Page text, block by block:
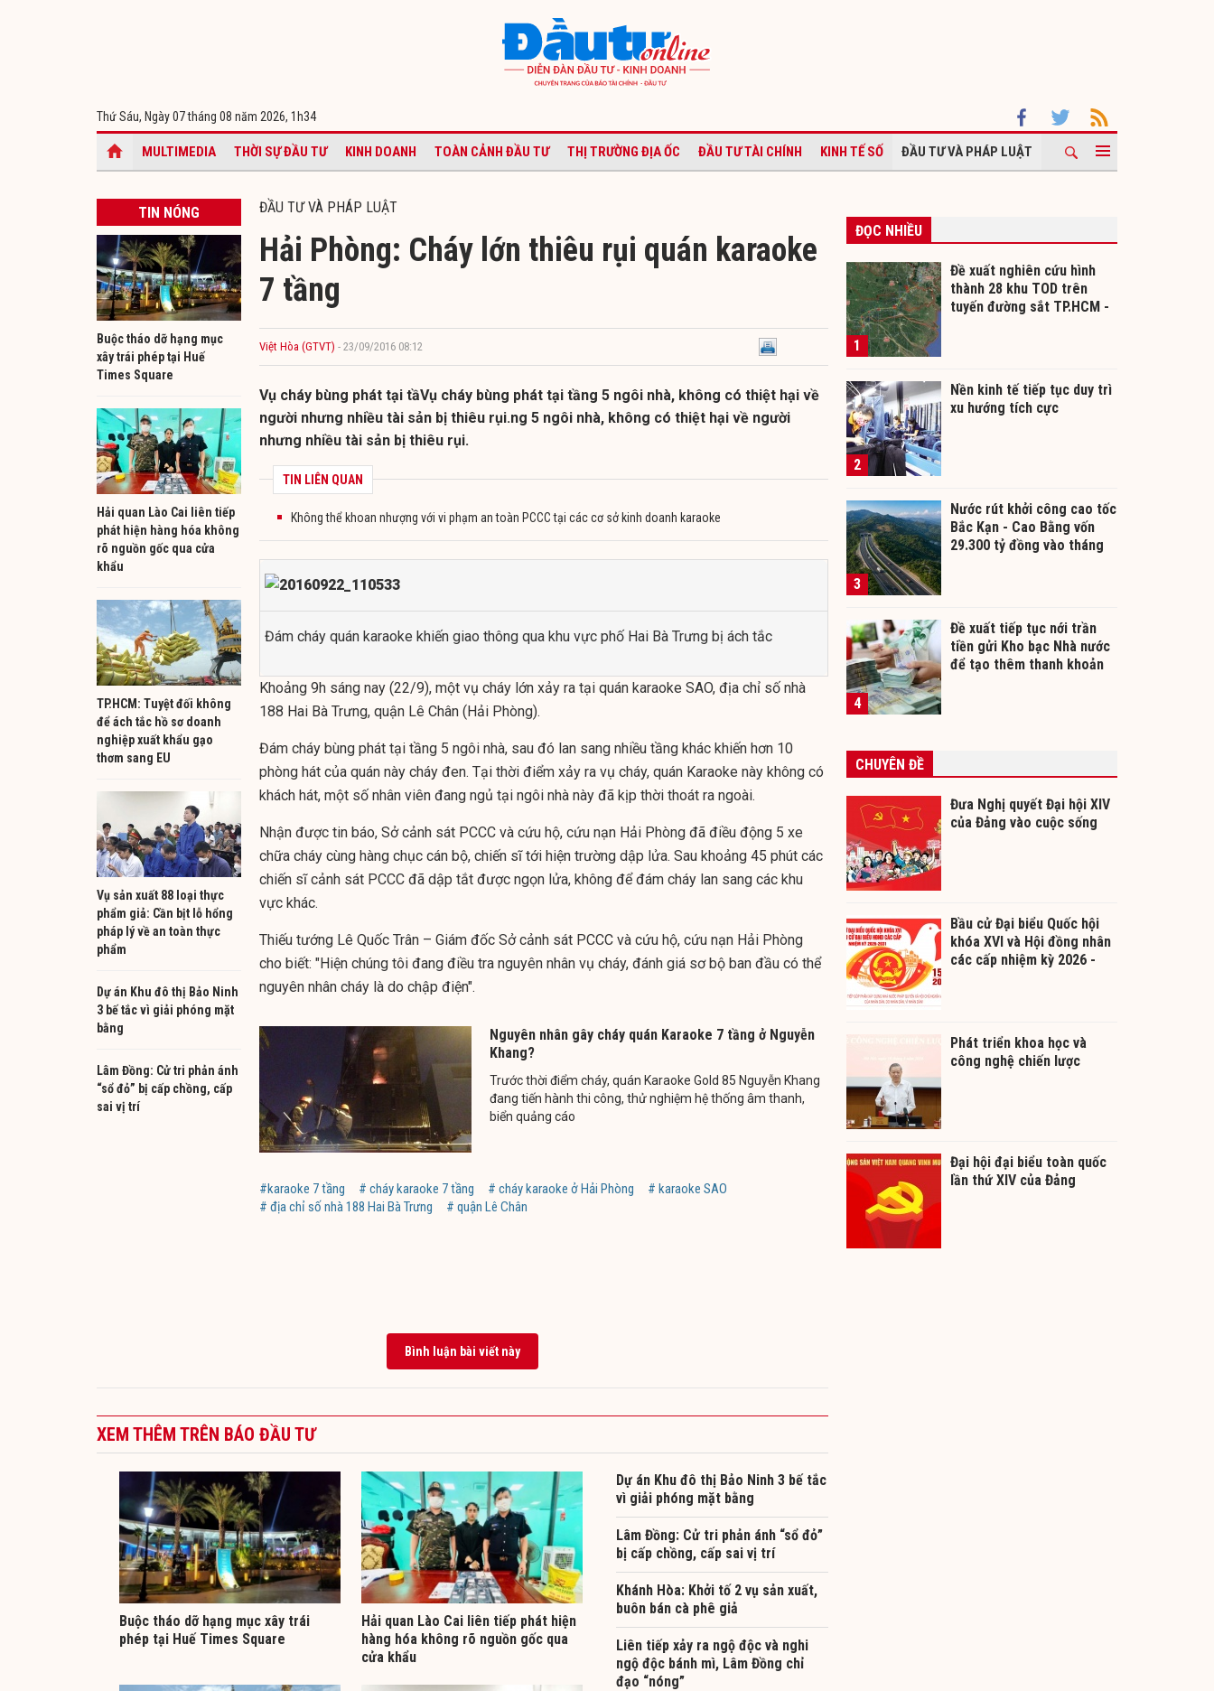
Thứ Sáu, Ngày 07 tháng 08 năm 2026, 1h34
MULTIMEDIA THỜI SỰ ĐẦU TƯ KINH DOANH TOÀN CẢNH ĐẦU TƯ THỊ TRƯỜNG ĐỊA ỐC ĐẦU TƯ TÀI CHÍNH KINH TẾ SỐ ĐẦU TƯ VÀ PHÁP LUẬT
TIN NÓNG
Buộc tháo dỡ hạng mục
xây trái phép tại Huế
Times Square
Hải quan Lào Cai liên tiếp
phát hiện hàng hóa không
rõ nguồn gốc qua cửa
khẩu
TP.HCM: Tuyệt đối không
để ách tắc hồ sơ doanh
nghiệp xuất khẩu gạo
thơm sang EU
Vụ sản xuất 88 loại thực
phẩm giả: Cần bịt lỗ hổng
pháp lý về an toàn thực
phẩm
Dự án Khu đô thị Bảo Ninh
3 bế tắc vì giải phóng mặt
bằng
Lâm Đồng: Cử tri phản ánh
“sổ đỏ” bị cấp chồng, cấp
sai vị trí
ĐẦU TƯ VÀ PHÁP LUẬT
Hải Phòng: Cháy lớn thiêu rụi quán karaoke
7 tầng
Việt Hòa (GTVT) - 23/09/2016 08:12
Vụ cháy bùng phát tại tầVụ cháy bùng phát tại tầng 5 ngôi nhà, không có thiệt hại về
người nhưng nhiều tài sản bị thiêu rụi.ng 5 ngôi nhà, không có thiệt hại về người
nhưng nhiều tài sản bị thiêu rụi.
TIN LIÊN QUAN
Không thể khoan nhượng với vi phạm an toàn PCCC tại các cơ sở kinh doanh karaoke
Đám cháy quán karaoke khiến giao thông qua khu vực phố Hai Bà Trưng bị ách tắc
Khoảng 9h sáng nay (22/9), một vụ cháy lớn xảy ra tại quán karaoke SAO, địa chỉ số nhà
188 Hai Bà Trưng, quận Lê Chân (Hải Phòng).
Đám cháy bùng phát tại tầng 5 ngôi nhà, sau đó lan sang nhiều tầng khác khiến hơn 10
phòng hát của quán này cháy đen. Tại thời điểm xảy ra vụ cháy, quán Karaoke này không có
khách hát, một số nhân viên đang ngủ tại ngôi nhà này đã kịp thời thoát ra ngoài.
Nhận được tin báo, Sở cảnh sát PCCC và cứu hộ, cứu nạn Hải Phòng đã điều động 5 xe
chữa cháy cùng hàng chục cán bộ, chiến sĩ tới hiện trường dập lửa. Sau khoảng 45 phút các
chiến sĩ cảnh sát PCCC đã dập tắt được ngọn lửa, không để đám cháy lan sang các khu
vực khác.
Thiếu tướng Lê Quốc Trân – Giám đốc Sở cảnh sát PCCC và cứu hộ, cứu nạn Hải Phòng
cho biết: "Hiện chúng tôi đang điều tra nguyên nhân vụ cháy, đánh giá sơ bộ ban đầu có thể
nguyên nhân cháy là do chập điện".
Nguyên nhân gây cháy quán Karaoke 7 tầng ở Nguyễn
Khang?
Trước thời điểm cháy, quán Karaoke Gold 85 Nguyễn Khang
đang tiến hành thi công, thử nghiệm hệ thống âm thanh,
biển quảng cáo
#karaoke 7 tầng # cháy karaoke 7 tầng # cháy karaoke ở Hải Phòng
# karaoke SAO
# địa chỉ số nhà 188 Hai Bà Trưng
# quận Lê Chân
Bình luận bài viết này
XEM THÊM TRÊN BÁO ĐẦU TƯ
Buộc tháo dỡ hạng mục xây trái
phép tại Huế Times Square
Hải quan Lào Cai liên tiếp phát hiện
hàng hóa không rõ nguồn gốc qua
cửa khẩu
Dự án Khu đô thị Bảo Ninh 3 bế tắc
vì giải phóng mặt bằng
Lâm Đồng: Cử tri phản ánh “sổ đỏ”
bị cấp chồng, cấp sai vị trí
Khánh Hòa: Khởi tố 2 vụ sản xuất,
buôn bán cà phê giả
Liên tiếp xảy ra ngộ độc và nghi
ngộ độc bánh mì, Lâm Đồng chỉ
đạo “nóng”
ĐỌC NHIỀU
1
Đề xuất nghiên cứu hình
thành 28 khu TOD trên
tuyến đường sắt TP.HCM -
2
Nền kinh tế tiếp tục duy trì
xu hướng tích cực
3
Nước rút khởi công cao tốc
Bắc Kạn - Cao Bằng vốn
29.300 tỷ đồng vào tháng
4
Đề xuất tiếp tục nới trần
tiền gửi Kho bạc Nhà nước
để tạo thêm thanh khoản
CHUYÊN ĐỀ
Đưa Nghị quyết Đại hội XIV
của Đảng vào cuộc sống
Bầu cử Đại biểu Quốc hội
khóa XVI và Hội đồng nhân
các cấp nhiệm kỳ 2026 -
Phát triển khoa học và
công nghệ chiến lược
Đại hội đại biểu toàn quốc
lần thứ XIV của Đảng